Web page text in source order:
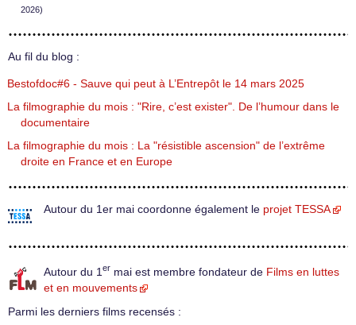
2026)
Au fil du blog :
Bestofdoc#6 - Sauve qui peut à L’Entrepôt le 14 mars 2025
La filmographie du mois : "Rire, c’est exister". De l’humour dans le
documentaire
La filmographie du mois : La "résistible ascension" de l’extrême
droite en France et en Europe
Autour du 1er mai coordonne également le projet TESSA
Autour du 1 er mai est membre fondateur de Films en luttes
et en mouvements
Parmi les derniers films recensés :